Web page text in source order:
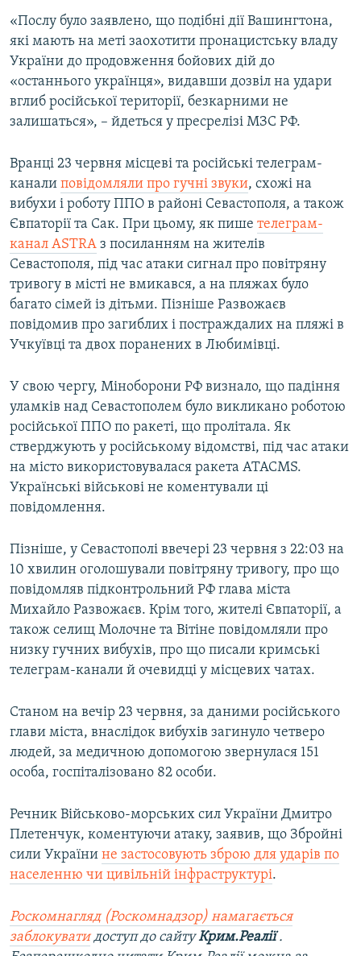
«Послу було заявлено, що подібні дії Вашингтона,
які мають на меті заохотити пронацистську владу
України до продовження бойових дій до
«останнього українця», видавши дозвіл на удари
вглиб російської території, безкарними не
залишаться», – йдеться у пресрелізі МЗС РФ.
Вранці 23 червня місцеві та російські телеграм-
канали повідомляли про гучні звуки, схожі на
вибухи і роботу ППО в районі Севастополя, а також
Євпаторії та Сак. При цьому, як пише телеграм-
канал ASTRA з посиланням на жителів
Севастополя, під час атаки сигнал про повітряну
тривогу в місті не вмикався, а на пляжах було
багато сімей із дітьми. Пізніше Развожаєв
повідомив про загиблих і постраждалих на пляжі в
Учкуївці та двох поранених в Любимівці.
У свою чергу, Міноборони РФ визнало, що падіння
уламків над Севастополем було викликано роботою
російської ППО по ракеті, що пролітала. Як
стверджують у російському відомстві, під час атаки
на місто використовувалася ракета ATACMS.
Українські військові не коментували ці
повідомлення.
Пізніше, у Севастополі ввечері 23 червня з 22:03 на
10 хвилин оголошували повітряну тривогу, про що
повідомляв підконтрольний РФ глава міста
Михайло Развожаєв. Крім того, жителі Євпаторії, а
також селищ Молочне та Вітіне повідомляли про
низку гучних вибухів, про що писали кримські
телеграм-канали й очевидці у місцевих чатах.
Станом на вечір 23 червня, за даними російського
глави міста, внаслідок вибухів загинуло четверо
людей, за медичною допомогою звернулася 151
особа, госпіталізовано 82 особи.
Речник Військово-морських сил України Дмитро
Плетенчук, коментуючи атаку, заявив, що Збройні
сили України не застосовують зброю для ударів по
населенню чи цивільній інфраструктурі.
Роскомнагляд (Роскомнадзор) намагається
заблокуватидоступ до сайтуКрим.Реалії.